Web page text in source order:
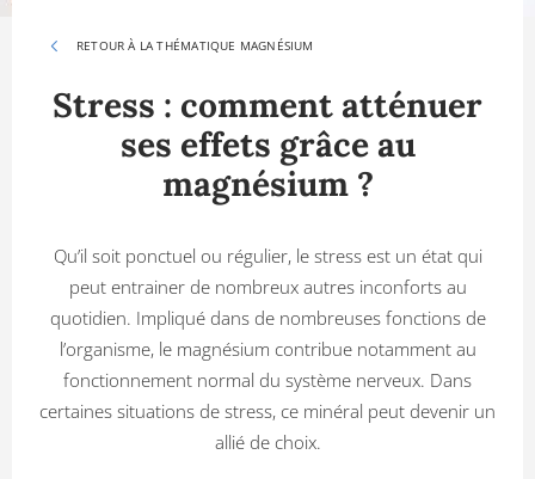
RETOUR À LA THÉMATIQUE MAGNÉSIUM
Stress : comment atténuer
ses effets grâce au
magnésium ?
Qu’il soit ponctuel ou régulier, le stress est un état qui
peut entrainer de nombreux autres inconforts au
quotidien. Impliqué dans de nombreuses fonctions de
l’organisme, le magnésium contribue notamment au
fonctionnement normal du système nerveux. Dans
certaines situations de stress, ce minéral peut devenir un
allié de choix.